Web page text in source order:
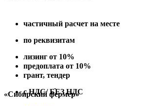
«Сибирский фермер»
частичный расчет на месте
по реквизитам
лизинг от 10%
предоплата от 10%
грант, тендер
с НДС/ БЕЗ НДС